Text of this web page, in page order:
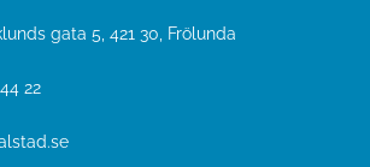
gata 5, 421 30, Frölunda
22